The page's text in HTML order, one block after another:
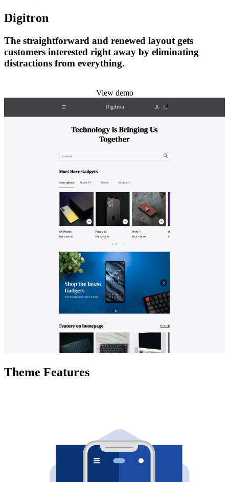
Digitron
The straightforward and renewed layout gets
customers interested right away by eliminating
distractions from everything.
View demo
Theme Features